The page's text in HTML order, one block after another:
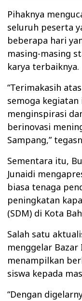
Pihaknya
seluruh peserta
beberapa hari
masing-masing
karya terbaiknya.
“Terimakasih
semoga
menginspirasi
berinovasi
Sampang,”
Sementara itu,
Junaidi
biasa tenaga
peningkatan
(SDM) di Kota
Salah satu
menggelar Bazar
menampilkan
siswa kepada
“Dengan